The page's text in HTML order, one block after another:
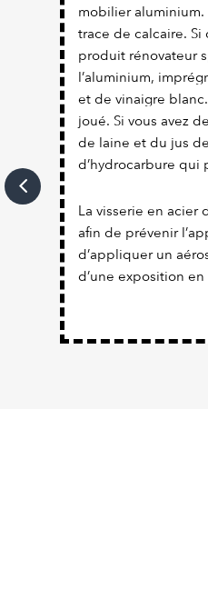
mobilier aluminium.
trace de calcaire. Si
produit rénovateur
l’aluminium,
et de vinaigre
joué. Si vous avez
de laine et du jus
d’hydrocarbure qui
La visserie en
afin de prévenir
d’appliquer un
d’une exposition